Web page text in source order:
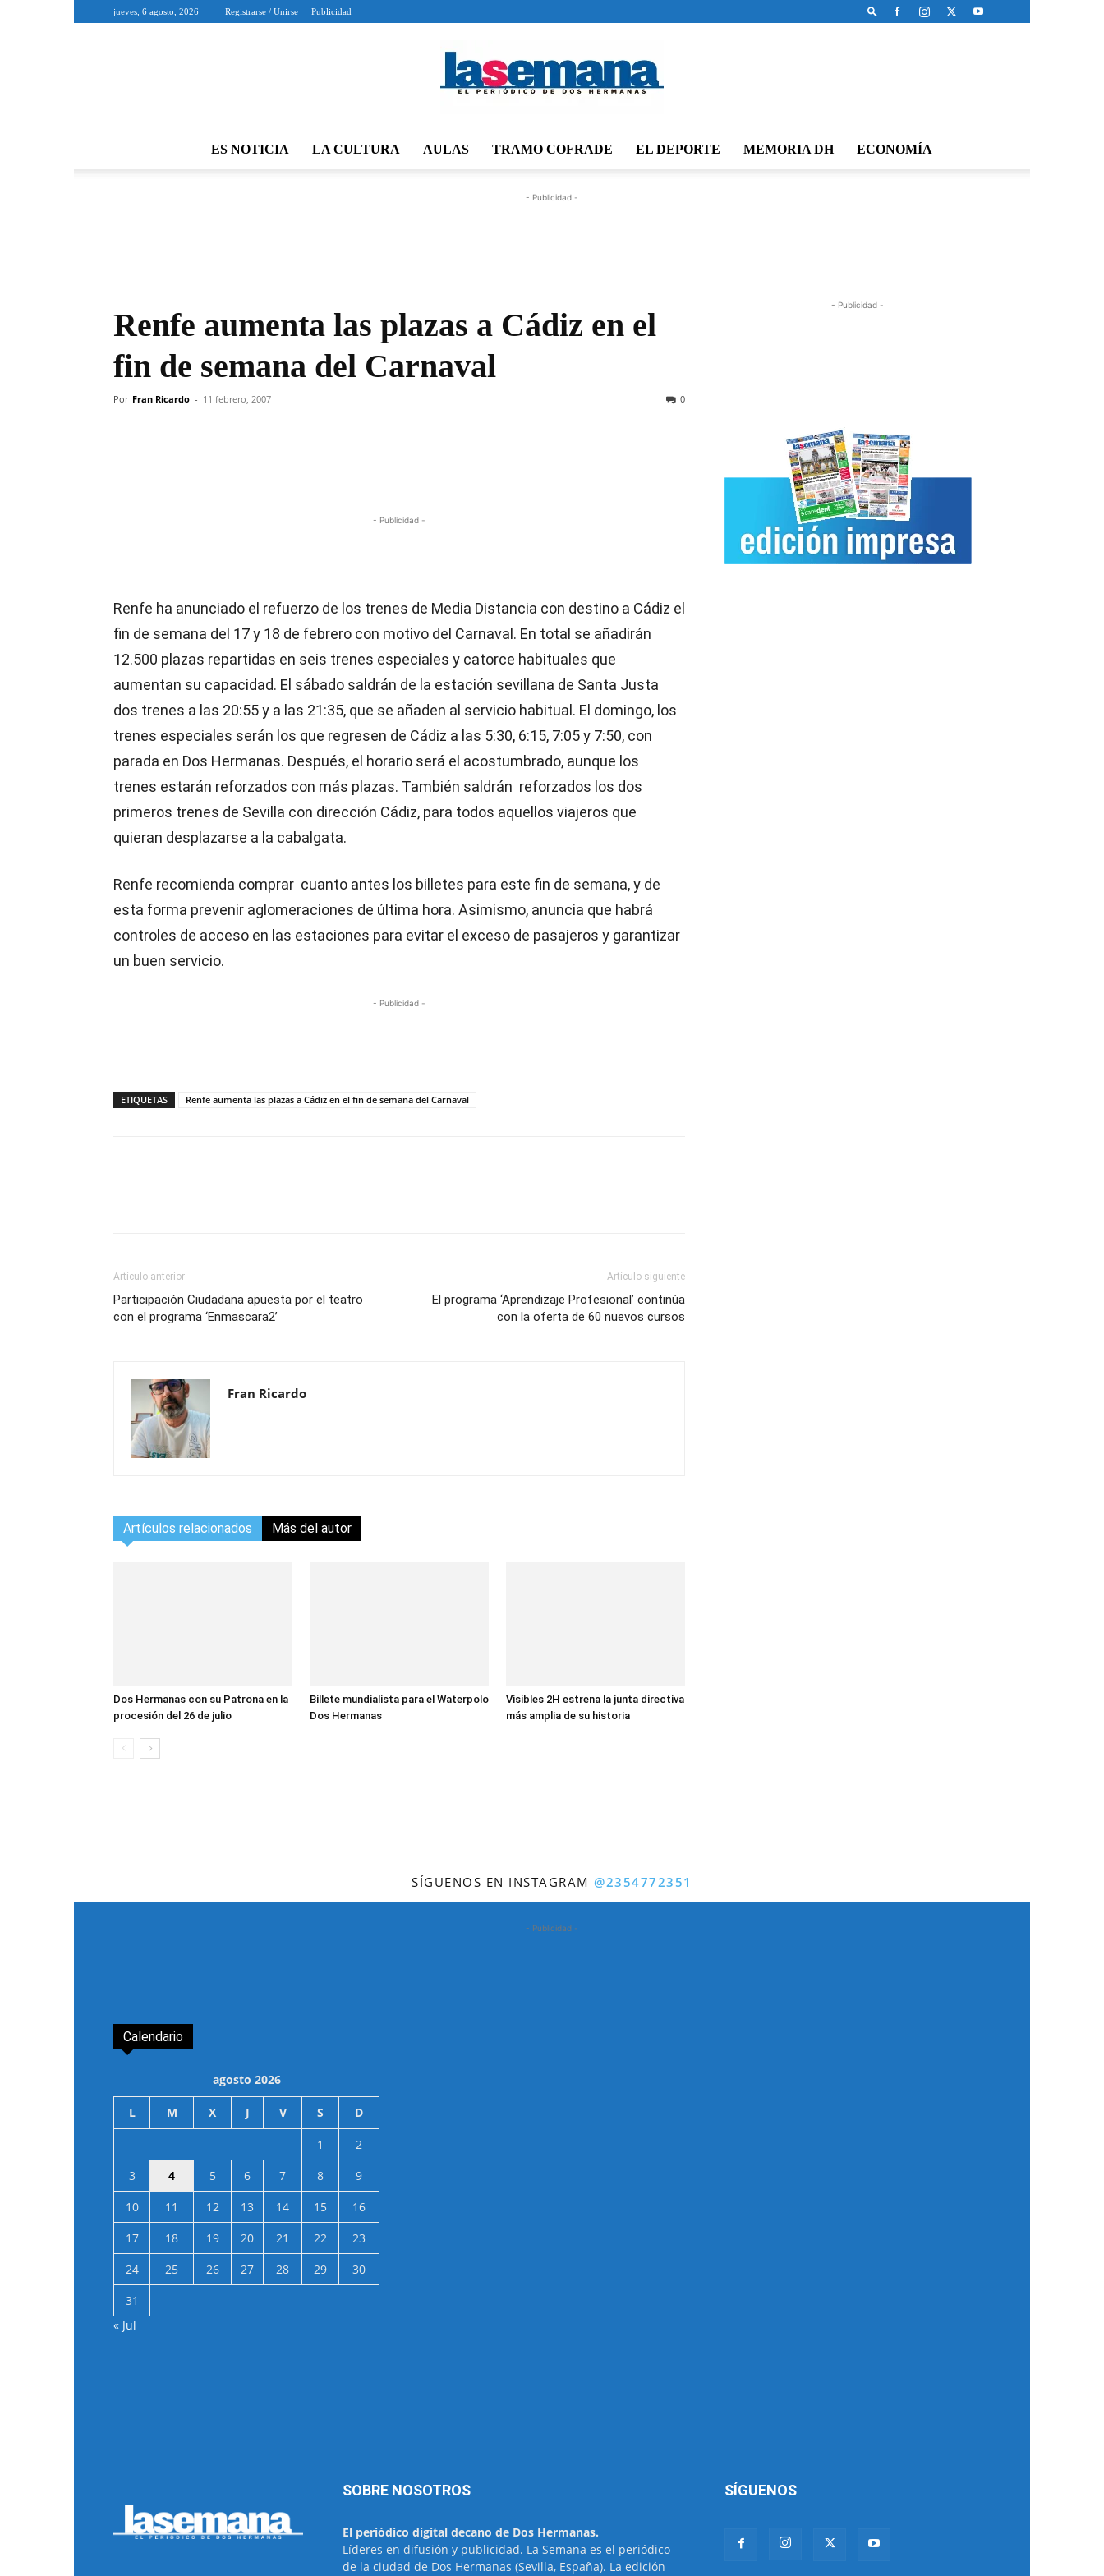
jueves, 6 agosto, 2026 Registrarse / Unirse Publicidad
ES NOTICIA LA CULTURA AULAS TRAMO COFRADE EL DEPORTE MEMORIA DH ECONOMÍA
- Publicidad -
Renfe aumenta las plazas a Cádiz en el
fin de semana del Carnaval
Por Fran Ricardo - 11 febrero, 2007 0
- Publicidad -
Renfe ha anunciado el refuerzo de los trenes de Media Distancia con destino a Cádiz el
fin de semana del 17 y 18 de febrero con motivo del Carnaval. En total se añadirán
12.500 plazas repartidas en seis trenes especiales y catorce habituales que
aumentan su capacidad. El sábado saldrán de la estación sevillana de Santa Justa
dos trenes a las 20:55 y a las 21:35, que se añaden al servicio habitual. El domingo, los
trenes especiales serán los que regresen de Cádiz a las 5:30, 6:15, 7:05 y 7:50, con
parada en Dos Hermanas. Después, el horario será el acostumbrado, aunque los
trenes estarán reforzados con más plazas. También saldrán reforzados los dos
primeros trenes de Sevilla con dirección Cádiz, para todos aquellos viajeros que
quieran desplazarse a la cabalgata.
Renfe recomienda comprar cuanto antes los billetes para este fin de semana, y de
esta forma prevenir aglomeraciones de última hora. Asimismo, anuncia que habrá
controles de acceso en las estaciones para evitar el exceso de pasajeros y garantizar
un buen servicio.
- Publicidad -
ETIQUETAS Renfe aumenta las plazas a Cádiz en el fin de semana del Carnaval
Artículo anterior
Participación Ciudadana apuesta por el teatro
con el programa ‘Enmascara2’
Artículo siguiente
El programa ‘Aprendizaje Profesional’ continúa
con la oferta de 60 nuevos cursos
Fran Ricardo
Artículos relacionados Más del autor
Dos Hermanas con su Patrona en la
procesión del 26 de julio
Billete mundialista para el Waterpolo
Dos Hermanas
Visibles 2H estrena la junta directiva
más amplia de su historia
- Publicidad -
SÍGUENOS EN INSTAGRAM@2354772351
- Publicidad -
Calendario
agosto 2026
L M X J V S D
1
2
3
4 5 6 7 8
9
10
11 12 13 14 15
16
17
18 19 20 21 22
23
24
25 26 27 28 29
30
31
« Jul
SOBRE NOSOTROS
El periódico digital decano de Dos Hermanas.
Líderes en difusión y publicidad. La Semana es el periódico
de la ciudad de Dos Hermanas (Sevilla, España). La edición
SÍGUENOS